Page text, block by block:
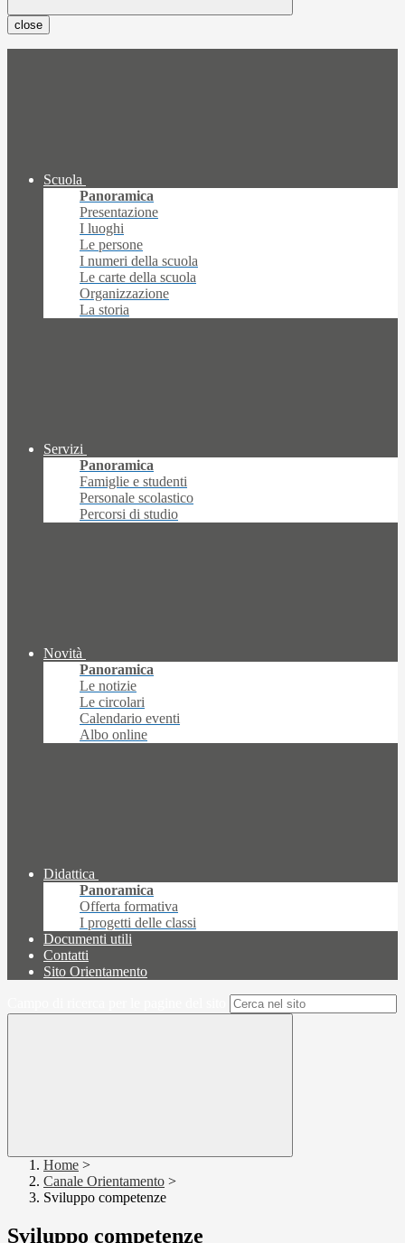
close
Scuola
Panoramica
Presentazione
I luoghi
Le persone
I numeri della scuola
Le carte della scuola
Organizzazione
La storia
Servizi
Panoramica
Famiglie e studenti
Personale scolastico
Percorsi di studio
Novità
Panoramica
Le notizie
Le circolari
Calendario eventi
Albo online
Didattica
Panoramica
Offerta formativa
I progetti delle classi
Documenti utili
Contatti
Sito Orientamento
Home >
Canale Orientamento >
Sviluppo competenze
Sviluppo competenze